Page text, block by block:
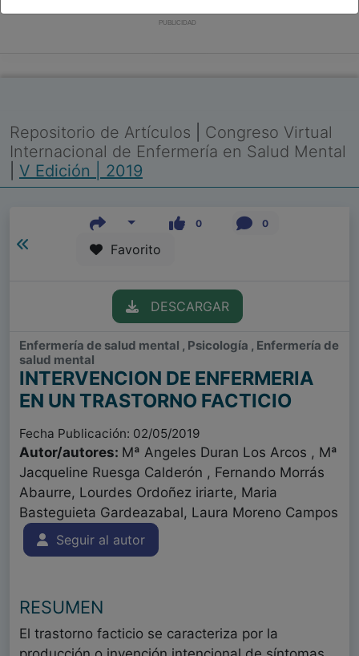
PUBLICIDAD
Repositorio de Artículos
Congreso Virtual
Internacional de Enfermería en Salud Mental
V Edición | 2019
0 0
Favorito
DESCARGAR
Enfermería de salud mental , Psicología , Enfermería de
salud mental
INTERVENCION DE ENFERMERIA
EN UN TRASTORNO FACTICIO
Fecha Publicación: 02/05/2019
Autor/autores: Mª Angeles Duran Los Arcos , Mª
Jacqueline Ruesga Calderón , Fernando Morrás
Abaurre, Lourdes Ordoñez iriarte, Maria
Basteguieta Gardeazabal, Laura Moreno Campos
Seguir al autor
RESUMEN
El trastorno facticio se caracteriza por la